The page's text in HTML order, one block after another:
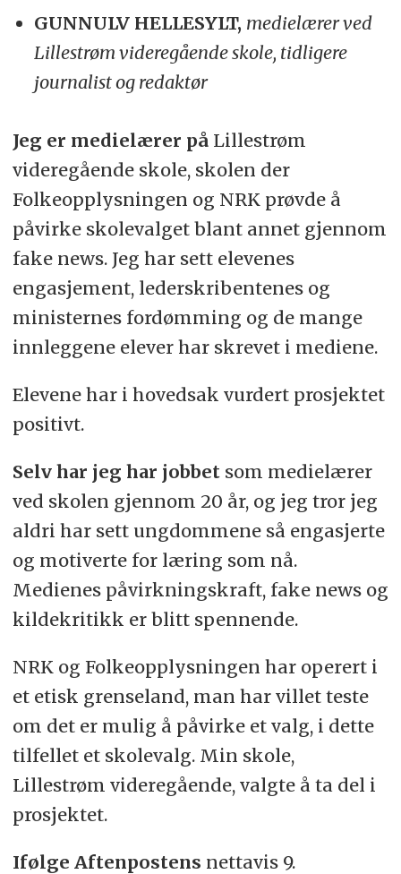
GUNNULV HELLESYLT, medielærer ved
Lillestrøm videregående skole, tidligere
journalist og redaktør
Jeg er medielærer påLillestrøm
videregående skole, skolen der
Folkeopplysningen og NRK prøvde å
påvirke skolevalget blant annet gjennom
fake news. Jeg har sett elevenes
engasjement, lederskribentenes og
ministernes fordømming og de mange
innleggene elever har skrevet i mediene.
Elevene har i hovedsak vurdert prosjektet
positivt.
Selv har jeg har jobbetsom medielærer
ved skolen gjennom 20 år, og jeg tror jeg
aldri har sett ungdommene så engasjerte
og motiverte for læring som nå.
Medienes påvirkningskraft, fake news og
kildekritikk er blitt spennende.
NRK og Folkeopplysningen har operert i
et etisk grenseland, man har villet teste
om det er mulig å påvirke et valg, i dette
tilfellet et skolevalg. Min skole,
Lillestrøm videregående, valgte å ta del i
prosjektet.
Ifølge Aftenpostens nettavis 9.